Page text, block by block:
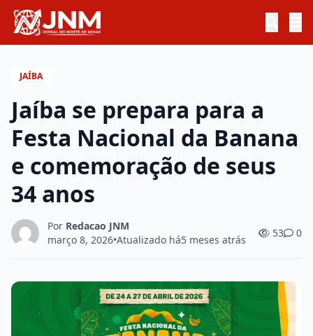
JAÍBA
Jaíba se prepara para a
Festa Nacional da Banana
e comemoração de seus
34 anos
Por Redacao JNM
março 8, 2026•Atualizado há5 meses atrás
53 0